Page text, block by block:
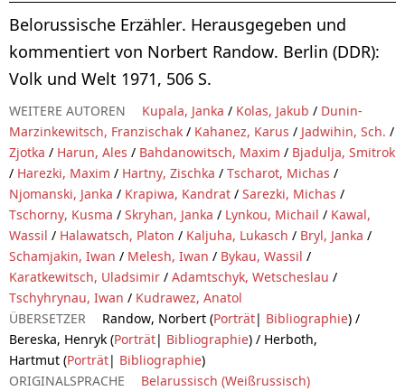
Belorussische Erzähler. Herausgegeben und
kommentiert von Norbert Randow. Berlin (DDR):
Volk und Welt 1971, 506 S.
WEITERE AUTOREN Kupala, Janka / Kolas, Jakub / Dunin-
Marzinkewitsch, Franzischak / Kahanez, Karus / Jadwihin, Sch. /
Zjotka / Harun, Ales / Bahdanowitsch, Maxim / Bjadulja, Smitrok
/ Harezki, Maxim / Hartny, Zischka / Tscharot, Michas /
Njomanski, Janka / Krapiwa, Kandrat / Sarezki, Michas /
Tschorny, Kusma / Skryhan, Janka / Lynkou, Michail / Kawal,
Wassil / Halawatsch, Platon / Kaljuha, Lukasch / Bryl, Janka /
Schamjakin, Iwan / Melesh, Iwan / Bykau, Wassil /
Karatkewitsch, Uladsimir / Adamtschyk, Wetscheslau /
Tschyhrynau, Iwan / Kudrawez, Anatol
ÜBERSETZER
Randow, Norbert (Porträt| Bibliographie) /
Bereska, Henryk (Porträt| Bibliographie) / Herboth,
Hartmut (Porträt| Bibliographie)
ORIGINALSPRACHE
Belarussisch (Weißrussisch)